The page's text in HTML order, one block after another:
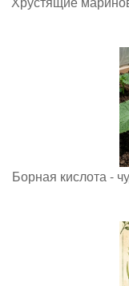
Борная кислота -